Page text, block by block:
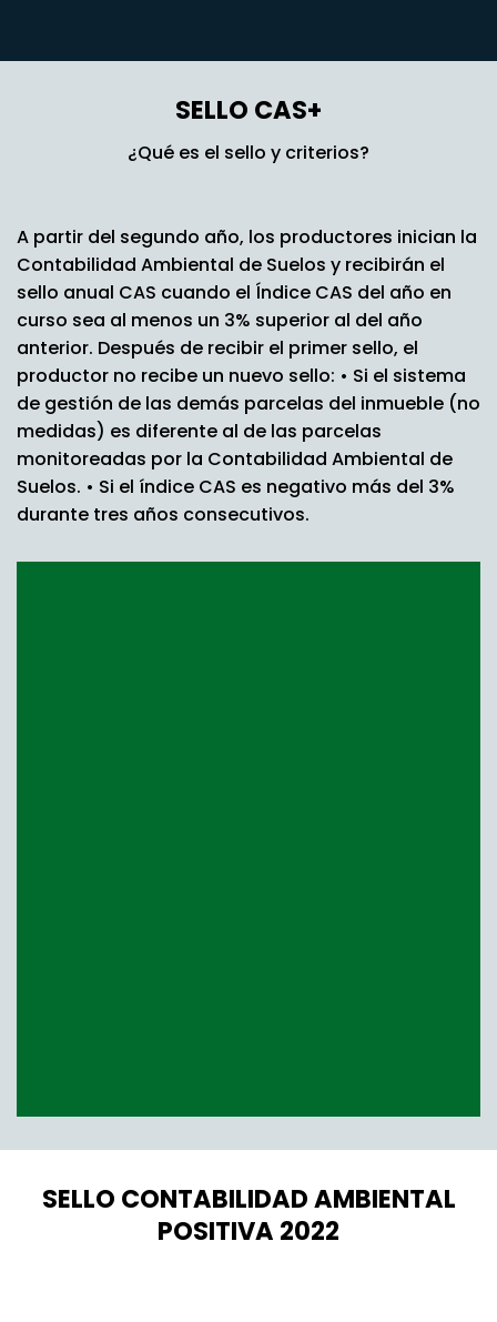
SELLO CAS+
¿Qué es el sello y criterios?
A partir del segundo año, los productores inician la
Contabilidad Ambiental de Suelos y recibirán el
sello anual CAS cuando el Índice CAS del año en
curso sea al menos un 3% superior al del año
anterior. Después de recibir el primer sello, el
productor no recibe un nuevo sello: • Si el sistema
de gestión de las demás parcelas del inmueble (no
medidas) es diferente al de las parcelas
monitoreadas por la Contabilidad Ambiental de
Suelos. • Si el índice CAS es negativo más del 3%
durante tres años consecutivos.
SELLO CONTABILIDAD AMBIENTAL
POSITIVA 2022